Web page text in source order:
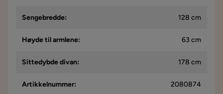
Sengebredde: 128 cm
Høyde til armlene: 63 cm
Sittedybde divan: 178 cm
Artikkelnummer: 2080874